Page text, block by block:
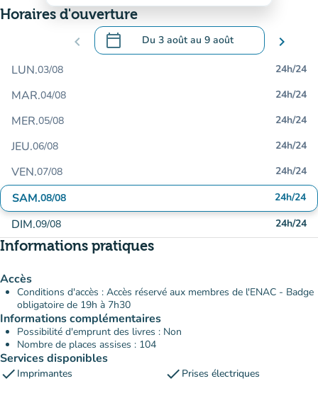
Horaires d'ouverture
chevron_left calendar_today Du 3 aoûtau 9 août
.Ouvrir le calendrier pour changer de
chevron_right
LUN.03/08 24h/24
MAR.04/08 24h/24
MER.05/08 24h/24
JEU.06/08 24h/24
VEN.07/08 24h/24
SAM.08/08 24h/24
DIM.09/08 24h/24
Informations pratiques
Accès
Conditions d'accès : Accès réservé aux membres de l'ENAC - Badge
obligatoire de 19h à 7h30
Informations complémentaires
Possibilité d'emprunt des livres : Non
Nombre de places assises : 104
Services disponibles
check Imprimantes check Prises électriques